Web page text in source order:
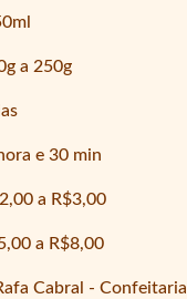
a 250g
e 30 min
a R$3,00
a R$8,00
Cabral - Confeitaria